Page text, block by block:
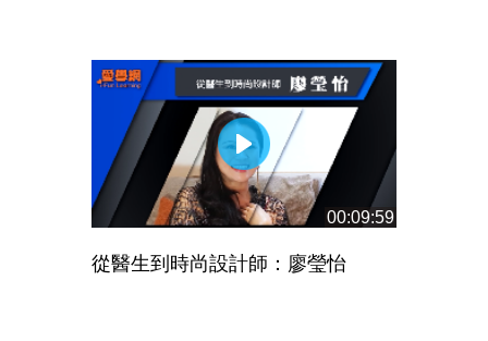
00:09:59
從醫生到時尚設計師：廖瑩怡